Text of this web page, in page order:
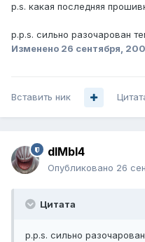
p.s. какая последняя
p.p.s. сильно разочарован
Изменено 26 сентября,
Вставить ник
dIMbI4
Опубликовано 26
Цитата
p.p.s. сильно